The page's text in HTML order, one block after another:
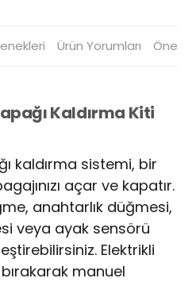
Ürün Yorumları
Kaldırma Kiti
kaldırma sistemi, bir
açar ve kapatır.
anahtarlık düğmesi,
veya ayak sensörü
Elektrikli
bırakarak manuel